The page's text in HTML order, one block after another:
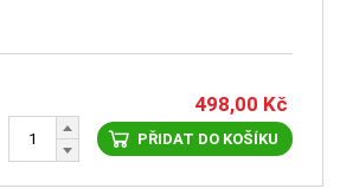
498,00 Kč
PŘIDAT DO KOŠÍKU